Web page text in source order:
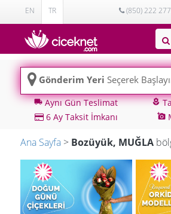
EN TR (850) 222
Gönderim Yeri Seçerek
local_shippingAynı Gün Teslimat local_florist
6 Ay Taksit İmkanı
add_a_photo
Ana Sayfa > Bozüyük, MUĞLA